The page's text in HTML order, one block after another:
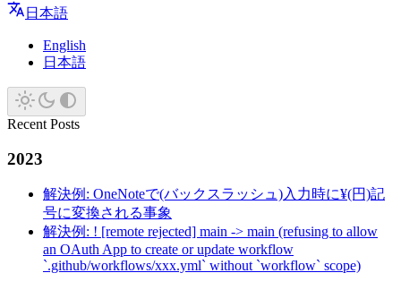
日本語
English
日本語
Recent Posts
2023
解決例: OneNoteで(バックスラッシュ)入力時に¥(円)記
号に変換される事象
解決例: ! [remote rejected] main -> main (refusing to allow
an OAuth App to create or update workflow
`.github/workflows/xxx.yml` without `workflow` scope)